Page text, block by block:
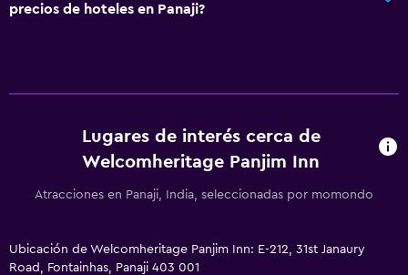
Ducha italiana
Instalaciones para reuniones
Check-out exprés
precios de hoteles en Panaji?
Lugares de interés cerca de
Welcomheritage Panjim Inn
Atracciones en Panaji, India, seleccionadas por momondo
Ubicación de Welcomheritage Panjim Inn: E-212, 31st Janaury
Road, Fontainhas, Panaji 403 001